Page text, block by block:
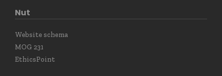
Nut
Website schema
MOG 231
EthicsPoint